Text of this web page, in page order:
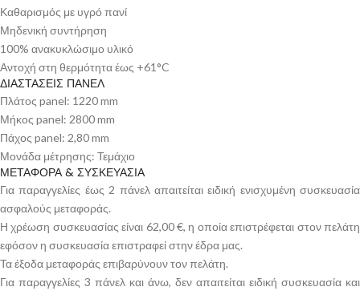
Καθαρισμός με υγρό πανί
Μηδενική συντήρηση
100% ανακυκλώσιμο υλικό
Αντοχή στη θερμότητα έως +61°C
ΔΙΑΣΤΑΣΕΙΣ ΠΑΝΕΛ
Πλάτος panel: 1220 mm
Μήκος panel: 2800 mm
Πάχος panel: 2,80 mm
Μονάδα μέτρησης: Τεμάχιο
ΜΕΤΑΦΟΡΑ & ΣΥΣΚΕΥΑΣΙΑ
Για παραγγελίες έως 2 πάνελ απαιτείται ειδική ενισχυμένη συσκευασία
ασφαλούς μεταφοράς.
Η χρέωση συσκευασίας είναι 62,00 €, η οποία επιστρέφεται στον πελάτη
εφόσον η συσκευασία επιστραφεί στην έδρα μας.
Τα έξοδα μεταφοράς επιβαρύνουν τον πελάτη.
Για παραγγελίες 3 πάνελ και άνω, δεν απαιτείται ειδική συσκευασία και